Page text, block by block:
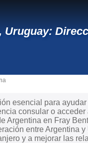
Uruguay:
esencial para
consular o
Argentina en Fray
entre Argentina
y a mejorar las